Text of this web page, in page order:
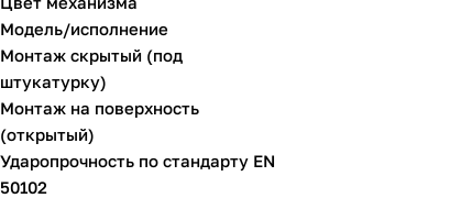
Модель/исполнение
Монтаж скрытый (под
штукатурку)
Монтаж на поверхность
(открытый)
Ударопрочность по стандарту EN
50102